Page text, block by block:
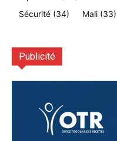
Sécurité (34) Mali (33)
Publicité